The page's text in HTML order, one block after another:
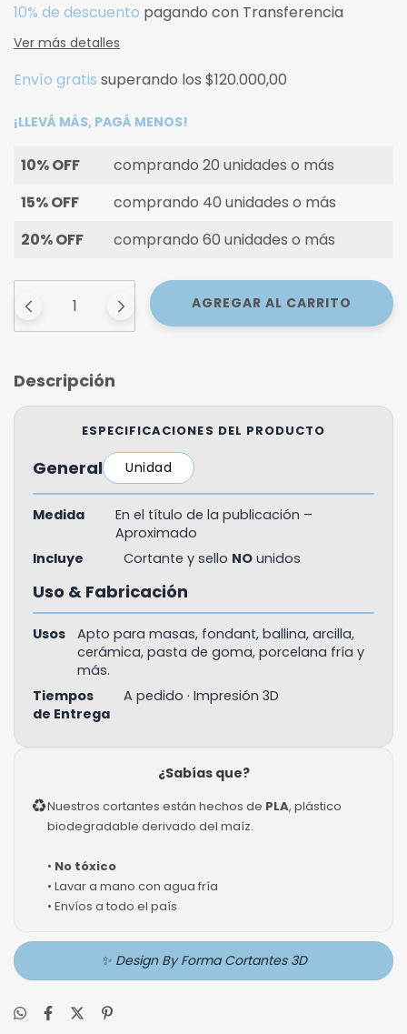
10% de descuento pagando con Transferencia
Ver más detalles
Envío gratis superando los $120.000,00
¡LLEVÁ MÁS, PAGÁ MENOS!
10% OFF
comprando 20 unidades o más
15% OFF
comprando 40 unidades o más
20% OFF
comprando 60 unidades o más
Descripción
ESPECIFICACIONES DEL PRODUCTO
General Unidad
Medida
En el título de la publicación –
Aproximado
Incluye
Cortante y sello NO unidos
Uso & Fabricación
Usos
Apto para masas, fondant, ballina, arcilla,
cerámica, pasta de goma, porcelana fría y
más.
Tiempos
de Entrega
A pedido · Impresión 3D
¿Sabías que?
♻Nuestros cortantes están hechos de PLA, plástico
biodegradable derivado del maíz.
• No tóxico
• Lavar a mano con agua fría
• Envíos a todo el país
✨ Design By Forma Cortantes 3D